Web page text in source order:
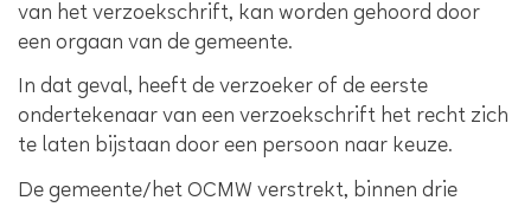
van het verzoekschrift, kan worden gehoord door
een orgaan van de gemeente.
In dat geval, heeft de verzoeker of de eerste
ondertekenaar van een verzoekschrift het recht zich
te laten bijstaan door een persoon naar keuze.
De gemeente/het OCMW verstrekt, binnen drie